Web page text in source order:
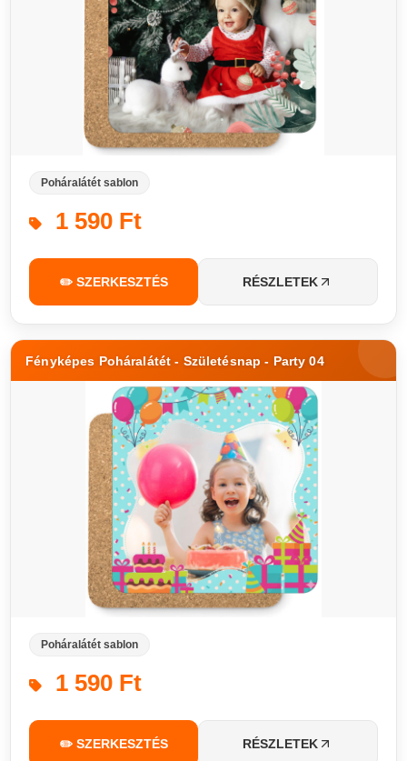
Poháralátét sablon
1 590 Ft
✏️ SZERKESZTÉS RÉSZLETEK
Fényképes Poháralátét - Születésnap - Party 04
Poháralátét sablon
1 590 Ft
✏️ SZERKESZTÉS RÉSZLETEK